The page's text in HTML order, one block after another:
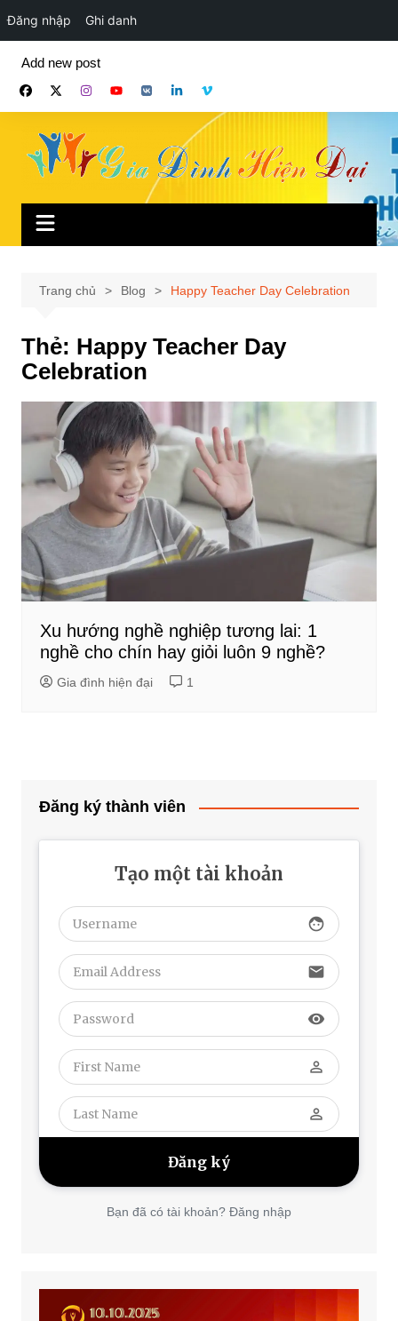
Đăng nhập Ghi danh
phần
Add new post
Trang chủ Blog Happy Teacher Day Celebration
Thẻ: Happy Teacher Day
Celebration
Xu hướng nghề nghiệp tương lai: 1
nghề cho chín hay giỏi luôn 9 nghề?
Gia đình hiện đại 1
Đăng ký thành viên
Tạo một tài khoản
face
email
visibility
perm_identity
perm_identity
Bạn đã có tài khoản? Đăng nhập